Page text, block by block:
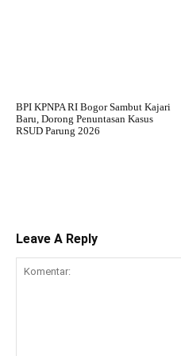
BPI KPNPA RI Bogor Sambut Kajari
Baru, Dorong Penuntasan Kasus
RSUD Parung 2026
Leave A Reply